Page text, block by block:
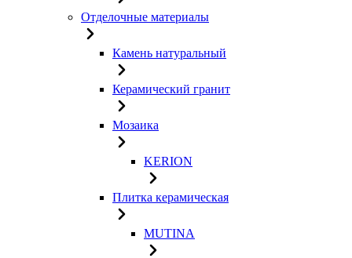
Отделочные материалы
Камень натуральный
Керамический гранит
Мозаика
KERION
Плитка керамическая
MUTINA